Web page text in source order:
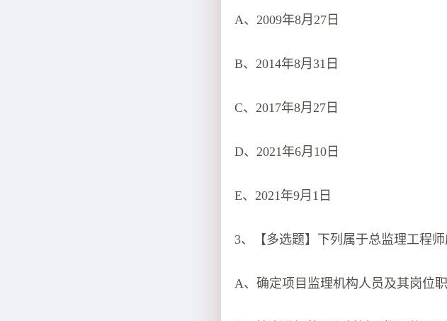
A、2009年8月27日
B、2014年8月31日
C、2017年8月27日
D、2021年6月10日
E、2021年9月1日
3、【多选题】下列属于总监理工程
A、确定项目监理机构人员及其岗位